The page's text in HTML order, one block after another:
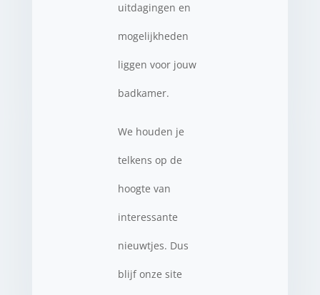
uitdagingen en
mogelijkheden
liggen voor jouw
badkamer.
We houden je
telkens op de
hoogte van
interessante
nieuwtjes. Dus
blijf onze site